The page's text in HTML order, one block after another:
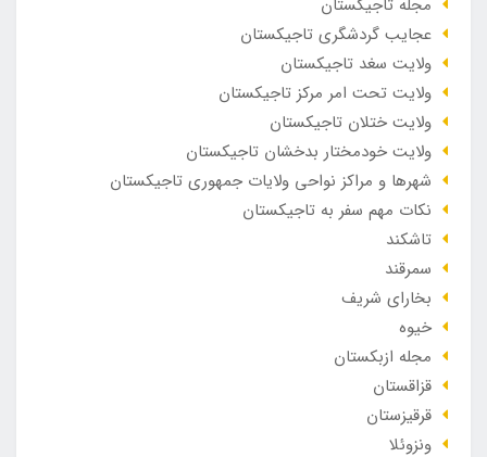
مجله تاجیکستان
عجایب گردشگری تاجیکستان
ولایت سغد تاجیکستان
ولایت تحت امر مرکز تاجیکستان
ولایت ختلان تاجیکستان
ولایت خودمختار بدخشان تاجیکستان
شهرها و مراکز نواحی ولایات جمهوری تاجیکستان
نکات مهم سفر به تاجیکستان
تاشکند
سمرقند
بخارای شریف
خیوه
مجله ازبکستان
قزاقستان
قرقیزستان
ونزوئلا